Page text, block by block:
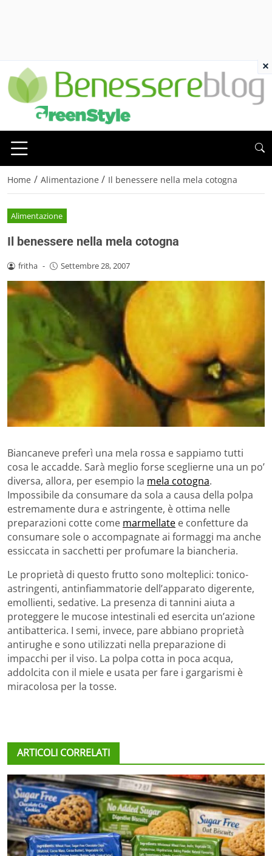
Home / Alimentazione / Il benessere nella mela cotogna
Alimentazione
Il benessere nella mela cotogna
fritha - Settembre 28, 2007
Biancaneve preferì una mela rossa e sappiamo tutti
cosa le accadde. Sarà meglio forse sceglierne una un po’
diversa, allora, per esempio la mela cotogna.
Impossibile da consumare da sola a causa della polpa
estremamente dura e astringente, è ottima nelle
preparazioni cotte come marmellate e confetture da
consumare sole o accompagnate ai formaggi ma anche
essiccata in sacchetti per profumare la biancheria.
Le proprietà di questo frutto sono molteplici: tonico-
astringenti, antinfiammatorie dell’apparato digerente,
emollienti, sedative. La presenza di tannini aiuta a
proteggere le mucose intestinali ed esercita un’azione
antibatterica. I semi, invece, pare abbiano proprietà
antirughe e sono utilizzati nella preparazione di
impacchi per il viso. La polpa cotta in poca acqua,
addolcita con il miele e usata per fare i gargarismi è
miracolosa per la tosse.
ARTICOLI CORRELATI
×